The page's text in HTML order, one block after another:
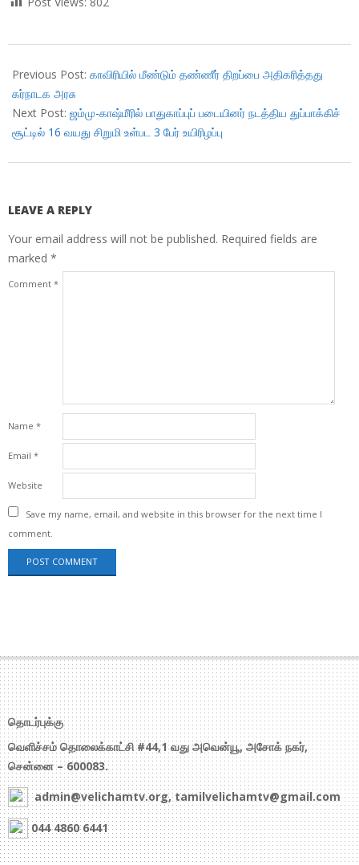
07-
07
Previous Post: காவிரியில் மீண்டும் தண்ணீர் திறப்பை அதிகரித்தது
கர்நாடக அரசு
Next Post: ஜம்மு-காஷ்மீரில் பாதுகாப்புப் படையினர் நடத்திய துப்பாக்கிச்
சூட்டில் 16 வயது சிறுமி உள்பட 3 பேர் உயிரிழப்பு
LEAVE A REPLY
Your email address will not be published. Required fields are
marked *
Comment *
Name *
Email *
Website
Save my name, email, and website in this browser for the next time I
comment.
தொடர்புக்கு
வெளிச்சம் தொலைக்காட்சி #44,1 வது அவென்யூ, அசோக் நகர்,
சென்னை – 600083.
admin@velichamtv.org, tamilvelichamtv@gmail.com
044 4860 6441